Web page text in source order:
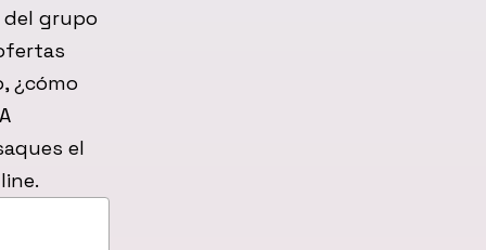
del grupo
¿cómo
el